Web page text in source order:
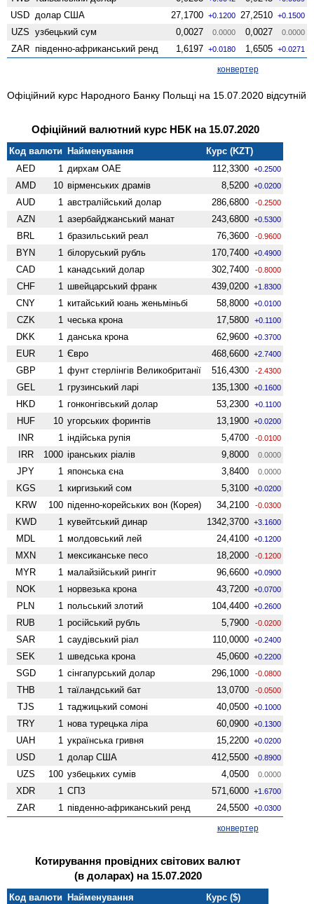
USD долар США 27,1700 +0.1200 27,2510 +0.1500
UZS узбецький сум 0,0027 0.0000 0,0027 0.0000
ZAR південно-африканський ренд 1,6197 +0.0180 1,6505 +0.0271
конвертер
Офіційний курс Народного Банку Польщі на 15.07.2020 відсутній
Офіційний валютний курс НБК на 15.07.2020
Код валюти Найменування
Курс (KZT)
AED
1 дирхам ОАЕ 112,3300 +0.2500
AMD 10 вiрменських драмів 8,5200 +0.0200
AUD 1 австралійський долар 286,6800 -0.2500
AZN 1 азербайджанський манат 243,6800 +0.5300
BRL 1 бразильський реал 76,3600 -0.9600
BYN 1 білоруський рубль 170,7400 +0.4900
CAD 1 канадський долар 302,7400 -0.8000
CHF 1 швейцарський франк 439,0200 +1.8300
CNY 1 китайський юань женьмiньбi 58,8000 +0.0100
CZK 1 чеська крона 17,5800 +0.1100
DKK 1 данська крона 62,9600 +0.3700
EUR 1 Євро 468,6600 +2.7400
GBP 1 фунт стерлінгів Велико­британії 516,4300 -2.4300
GEL 1 грузинський ларі 135,1300 +0.1600
HKD 1 гонконгівський долар 53,2300 +0.1100
HUF 10 угорських форинтів 13,1900 +0.0200
INR 1 індійська рупія 5,4700 -0.0100
IRR 1000 іранських ріалів 9,8000 0.0000
JPY 1 японська єна 3,8400 0.0000
KGS 1 киргизький сом 5,3100 +0.0200
KRW 100 піденно-корейських вон (Корея) 34,2100 -0.0300
KWD 1 кувейтський динар 1342,3700 +3.1600
MDL 1 молдовський лей 24,4100 +0.1200
MXN 1 мексиканське песо 18,2000 -0.1200
MYR 1 малайзійський рингіт 96,6600 +0.0900
NOK 1 норвезька крона 43,7200 +0.0700
PLN 1 польський злотий 104,4400 +0.2600
RUB 1 російський рубль 5,7900 -0.0200
SAR 1 саудівський ріал 110,0000 +0.2400
SEK 1 шведська крона 45,0600 +0.2200
SGD 1 сінгапурський долар 296,1000 -0.0800
THB 1 таїландський бат 13,0700 -0.0500
TJS 1 таджицький сомоні 40,0500 +0.1000
TRY 1 нова турецька ліра 60,0900 +0.1300
UAH 1 українська гривня 15,2200 +0.0200
USD 1 долар США 412,5500 +0.8900
UZS 100 узбецьких сумів 4,0500 0.0000
XDR 1 СПЗ 571,6000 +1.6700
ZAR 1 південно-африканський ренд 24,5500 +0.0300
конвертер
Котирування провідних світових валют
(в доларах) на 15.07.2020
Код валюти Найменування Курс ($)